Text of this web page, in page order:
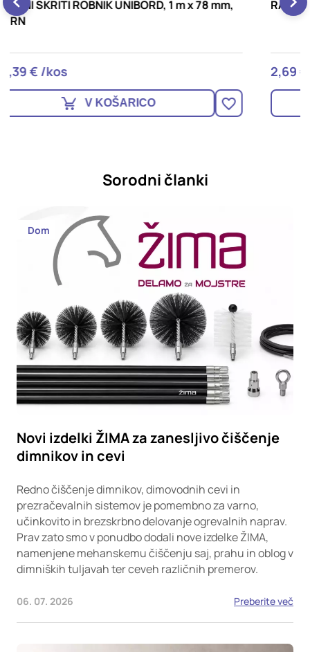
RAVNI SKRITI ROBNIK UNIBORD, 1 m x 45 mm
2,69 € /kos
V KOŠARICO
Sorodni članki
Dom
Novi izdelki ŽIMA za zanesljivo čiščenje
dimnikov in cevi
Redno čiščenje dimnikov, dimovodnih cevi in
prezračevalnih sistemov je pomembno za varno,
učinkovito in brezskrbno delovanje ogrevalnih naprav.
Prav zato smo v ponudbo dodali nove izdelke ŽIMA,
namenjene mehanskemu čiščenju saj, prahu in oblog v
dimniških tuljavah ter ceveh različnih premerov.
06. 07. 2026 Preberite več